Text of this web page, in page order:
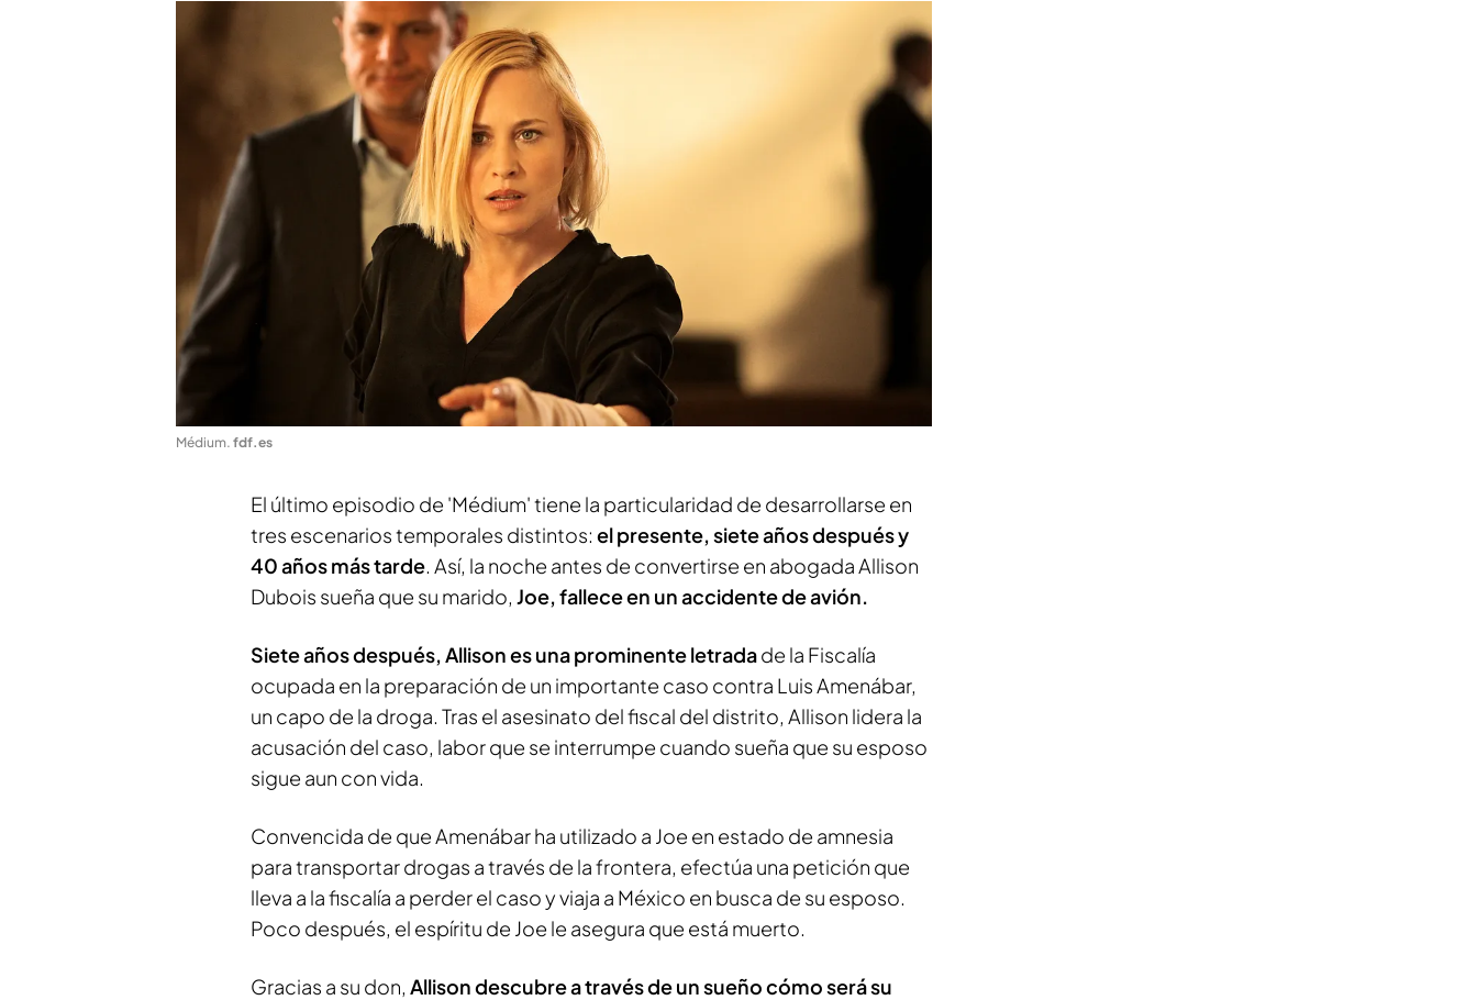
Médium. fdf.es
El último episodio de 'Médium' tiene la particularidad de desarrollarse en
tres escenarios temporales distintos: el presente, siete años después y
40 años más tarde. Así, la noche antes de convertirse en abogada Allison
Dubois sueña que su marido, Joe, fallece en un accidente de avión.
Siete años después, Allison es una prominente letradade la Fiscalía
ocupada en la preparación de un importante caso contra Luis Amenábar,
un capo de la droga. Tras el asesinato del fiscal del distrito, Allison lidera la
acusación del caso, labor que se interrumpe cuando sueña que su esposo
sigue aun con vida.
Convencida de que Amenábar ha utilizado a Joe en estado de amnesia
para transportar drogas a través de la frontera, efectúa una petición que
lleva a la fiscalía a perder el caso y viaja a México en busca de su esposo.
Poco después, el espíritu de Joe le asegura que está muerto.
Gracias a su don, Allison descubre a través de un sueño cómo será su